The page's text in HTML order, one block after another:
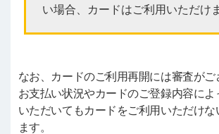
い場合、カードはご利用いただけ
なお、カードのご利用再開には審査がご
お支払い状況やカードのご登録内容によ
いただいてもカードをご利用いただけな
ます。